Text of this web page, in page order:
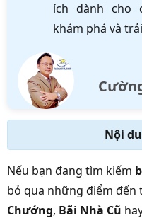
ích dành cho
khám phá và
Nội
Nếu bạn đang tìm kiếm
bỏ qua những điểm đến
Chướng, Bãi Nhà Cũ